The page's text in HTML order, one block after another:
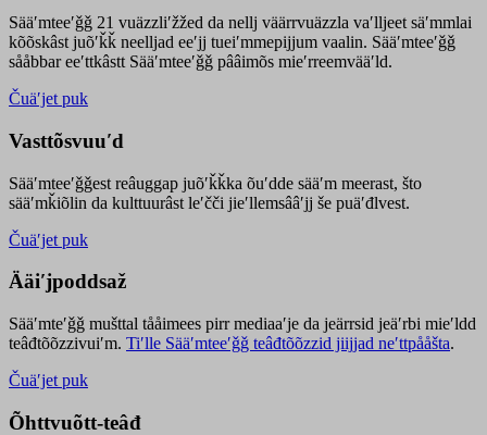
Sääʹmteeʹǧǧ 21 vuäzzliʹžžed da nellj väärrvuäzzla vaʹlljeet säʹmmlai
kõõskâst juõʹǩǩ neelljad eeʹjj tueiʹmmepijjum vaalin. Sääʹmteeʹǧǧ
sååbbar eeʹttkâstt Sääʹmteeʹǧǧ pââimõs mieʹrreemvääʹld.
Čuäʹjet puk
Vasttõsvuuʹd
Sääʹmteeʹǧǧest reâuggap juõʹǩǩka õuʹdde sääʹm meerast, što
sääʹmǩiõlin da kulttuurâst leʹčči jieʹllemsââʹjj še puäʹđlvest.
Čuäʹjet puk
Ääiʹjpoddsaž
Sääʹmteʹǧǧ mušttal tååimees pirr mediaaʹje da jeärrsid jeäʹrbi mieʹldd
teâđtõõzzivuiʹm. Tiʹlle Sääʹmteeʹǧǧ teâđtõõzzid jiijjad neʹttpååšta.
Čuäʹjet puk
Õhttvuõtt-teâđ